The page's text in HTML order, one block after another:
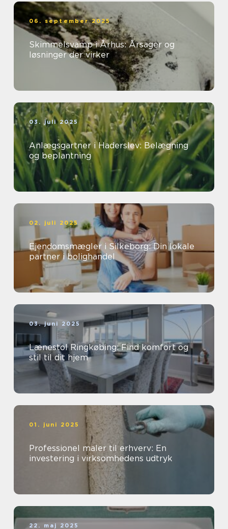
06. september 2025
Skimmelsvamp i Århus: Årsager og
løsninger der virker
03. juli 2025
Anlægsgartner i Haderslev: Belægning
og beplantning
02. juli 2025
Ejendomsmægler i Silkeborg: Din lokale
partner i bolighandel
03. juni 2025
Lænestol Ringkøbing: Find komfort og
stil til dit hjem
01. juni 2025
Professionel maler til erhverv: En
investering i virksomhedens udtryk
22. maj 2025